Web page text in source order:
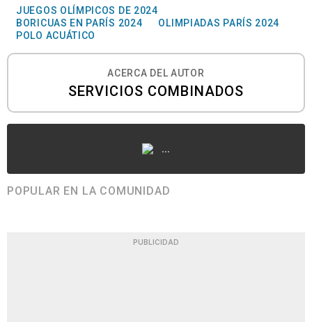
JUEGOS OLÍMPICOS DE 2024
BORICUAS EN PARÍS 2024
OLIMPIADAS PARÍS 2024
POLO ACUÁTICO
ACERCA DEL AUTOR
SERVICIOS COMBINADOS
...
POPULAR EN LA COMUNIDAD
PUBLICIDAD